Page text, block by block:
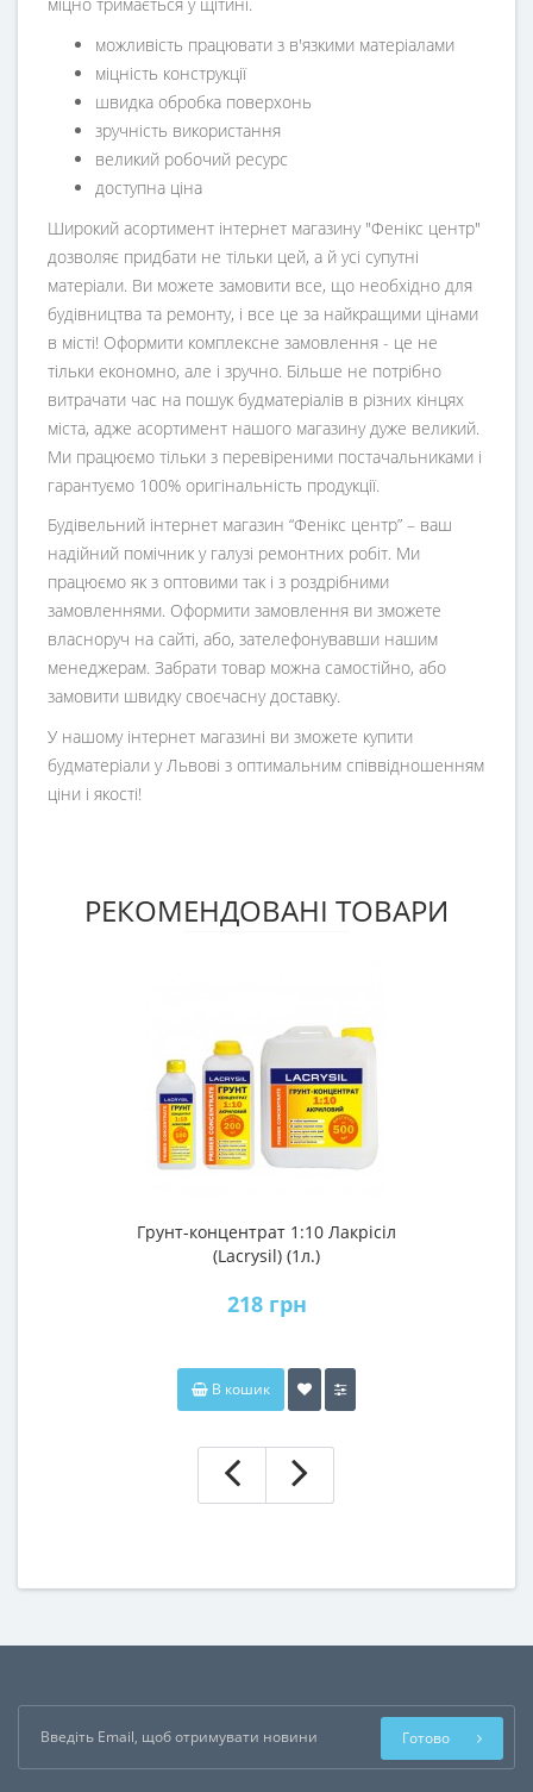
міцно тримається у щітині.
можливість працювати з в'язкими матеріалами
міцність конструкції
швидка обробка поверхонь
зручність використання
великий робочий ресурс
доступна ціна
Широкий асортимент інтернет магазину "Фенікс центр"
дозволяє придбати не тільки цей, а й усі супутні
матеріали. Ви можете замовити все, що необхідно для
будівництва та ремонту, і все це за найкращими цінами
в місті! Оформити комплексне замовлення - це не
тільки економно, але і зручно. Більше не потрібно
витрачати час на пошук будматеріалів в різних кінцях
міста, адже асортимент нашого магазину дуже великий.
Ми працюємо тільки з перевіреними постачальниками і
гарантуємо 100% оригінальність продукції.
Будівельний інтернет магазин “Фенікс центр” – ваш
надійний помічник у галузі ремонтних робіт. Ми
працюємо як з оптовими так і з роздрібними
замовленнями. Оформити замовлення ви зможете
власноруч на сайті, або, зателефонувавши нашим
менеджерам. Забрати товар можна самостійно, або
замовити швидку своєчасну доставку.
У нашому інтернет магазині ви зможете купити
будматеріали у Львові з оптимальним співвідношенням
ціни і якості!
РЕКОМЕНДОВАНІ ТОВАРИ
Грунт-концентрат 1:10 Лакрісіл
(Lacrysil) (1л.)
218 грн
В кошик
Готово